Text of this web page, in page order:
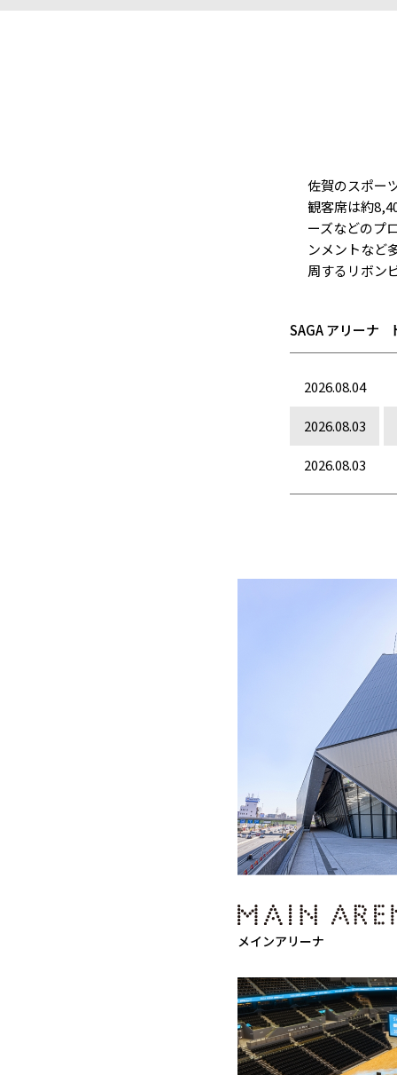
佐賀のスポー
観客席は約
ーズなどのプ
ンメントなど
周するリボン
SAGA アリーナ
2026.08.04
2026.08.03
2026.08.03
メインアリーナ